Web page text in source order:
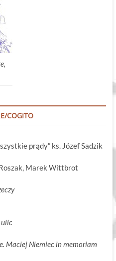
COGITO
prądy” ks. Józef Sadzik
Marek Wittbrot
ulic
Maciej Niemiec in memoriam